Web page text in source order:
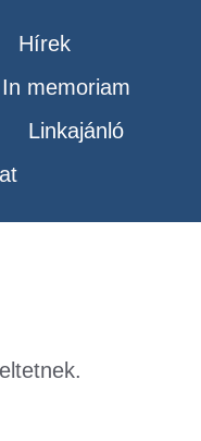
Hírek
In memoriam
Linkajánló